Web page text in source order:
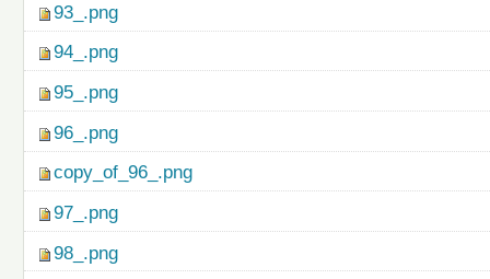
93_.png
94_.png
95_.png
96_.png
copy_of_96_.png
97_.png
98_.png